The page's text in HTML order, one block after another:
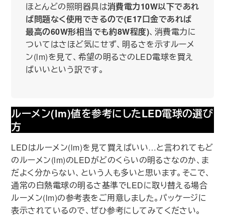
ほとんどの照明器具は消費電力10W以下であれ
ば問題なく使用できるので(E17口金であれば
最高の60W形相当でも約8W程度)、消費電力に
ついてはさほど気にせず、明るさを示すルーメ
ン(lm)を見て、希望の明るさのLED電球を買え
ばいいという訳です。
ルーメン(lm)値を参考にしたLED電球の選び
方
LEDはルーメン(lm)を見て買えばいい…と言われてもど
のルーメン(lm)のLEDがどのくらいの明るさなのか、ま
だよく分からない、という人も多いと思います。そこで、
通常の白熱電球の明るさ基準でLEDに取り替える場合
ルーメン(lm)の参考表をご用意しました。パッケージに
表示されているので、ぜひ参考にしてみてください。